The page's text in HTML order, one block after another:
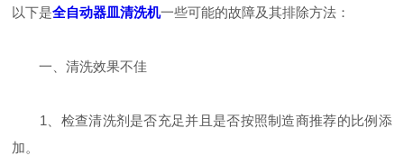
以下是全自动器皿清洗机一些可能的故障及其排除方法：
一、清洗效果不佳
1、检查清洗剂是否充足并且是否按照制造商推荐的比例添
加。